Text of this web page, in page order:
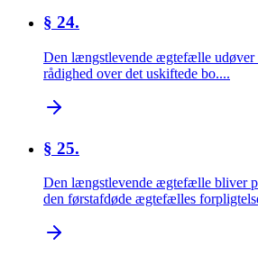
§ 24.
Den længstlevende ægtefælle udøver
rådighed over det uskiftede bo....
§ 25.
Den længstlevende ægtefælle bliver
den førstafdøde ægtefælles